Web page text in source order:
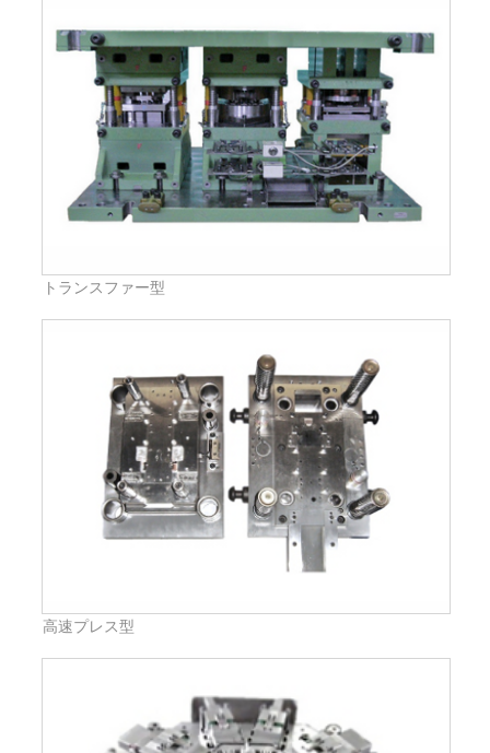
トランスファー型
高速プレス型